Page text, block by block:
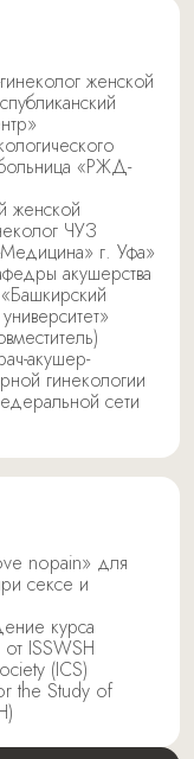
женской
«РЖД-
женской
ЧУЗ
г. Уфа»
акушерства
акушер-
гинекологии
сети
nopain» для
сексе и
курса
ISSWSH
(ICS)
the Study of